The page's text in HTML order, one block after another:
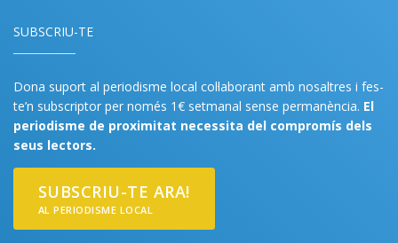
SUBSCRIU-TE
Dona suport al periodisme local col·laborant amb nosaltres i fes-
te’n subscriptor per només 1€ setmanal sense permanència. El
periodisme de proximitat necessita del compromís dels
seus lectors.
SUBSCRIU-TE ARA!
AL PERIODISME LOCAL